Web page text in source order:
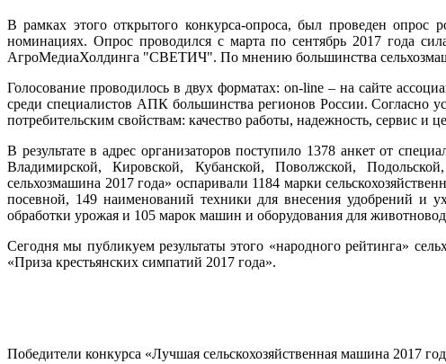
В рамках этого открытого конкурса-опроса, был проведен опрос
номинациях. Опрос проводился с марта по сентябрь 2017 года
АгроМедиаХолдинга "СВЕТИЧ". По мнению большинства
Голосование проводилось в двух форматах: on-line – на сайте
среди специалистов АПК большинства регионов России. Согласно
потребительским свойствам: качество работы, надежность, сервис и
В результате в адрес организаторов поступило 1378 анкет от
Владимирской, Кировской, Кубанской, Поволжской,
сельхозмашина 2017 года» оспаривали 1184 марки
посевной, 149 наименований техники для внесения удобрений и
обработки урожая и 105 марок машин и оборудования для
Сегодня мы публикуем результаты этого «народного рейтинга»
«Приза крестьянских симпатий 2017 года».
Победители конкурса «Лучшая сельскохозяйственная машина 2017